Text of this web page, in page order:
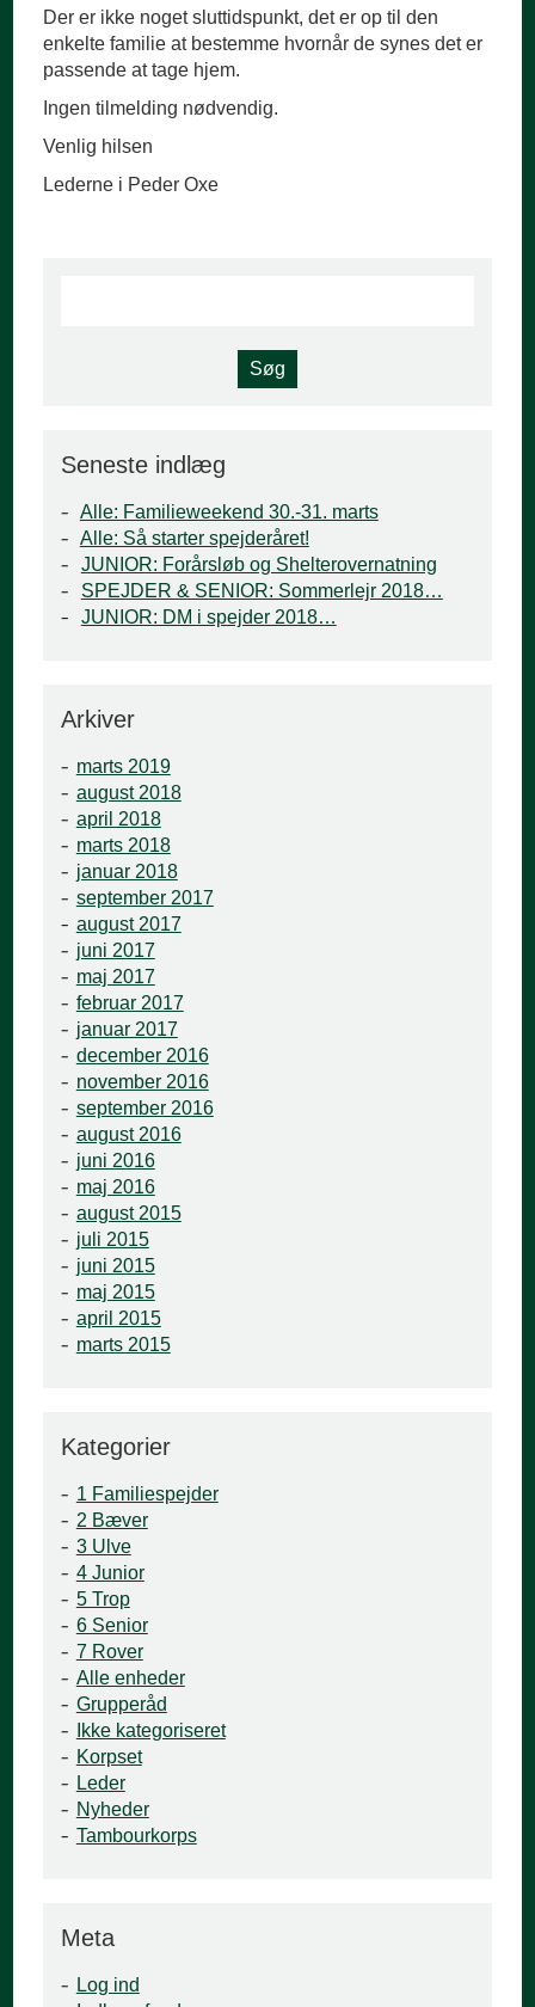
Der er ikke noget sluttidspunkt, det er op til den
enkelte familie at bestemme hvornår de synes det er
passende at tage hjem.
Ingen tilmelding nødvendig.
Venlig hilsen
Lederne i Peder Oxe
Seneste indlæg
Alle: Familieweekend 30.-31. marts
Alle: Så starter spejderåret!
JUNIOR: Forårsløb og Shelterovernatning
SPEJDER & SENIOR: Sommerlejr 2018…
JUNIOR: DM i spejder 2018…
Arkiver
marts 2019
august 2018
april 2018
marts 2018
januar 2018
september 2017
august 2017
juni 2017
maj 2017
februar 2017
januar 2017
december 2016
november 2016
september 2016
august 2016
juni 2016
maj 2016
august 2015
juli 2015
juni 2015
maj 2015
april 2015
marts 2015
Kategorier
1 Familiespejder
2 Bæver
3 Ulve
4 Junior
5 Trop
6 Senior
7 Rover
Alle enheder
Grupperåd
Ikke kategoriseret
Korpset
Leder
Nyheder
Tambourkorps
Meta
Log ind